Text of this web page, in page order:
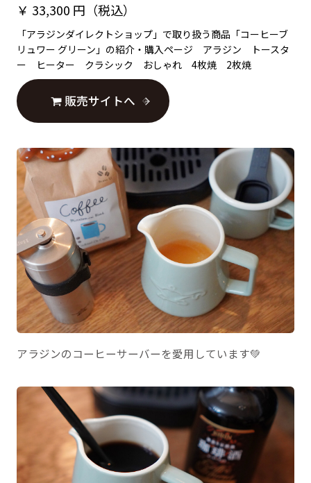
￥ 33,300 円（税込）
「アラジンダイレクトショップ」で取り扱う商品「コーヒーブ
リュワー グリーン」の紹介・購入ページ アラジン トースタ
ー ヒーター クラシック おしゃれ 4枚焼 2枚焼
販売サイトへ
アラジンのコーヒーサーバーを愛用しています💚